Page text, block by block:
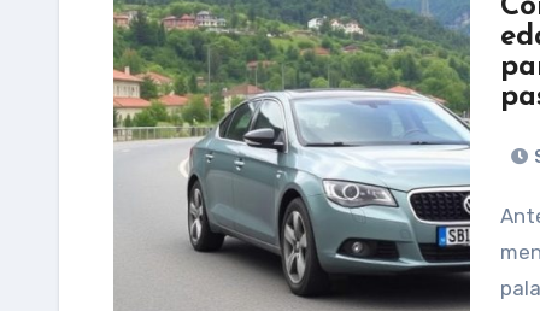
Antes de empezar quiero ser claro: en tu solicitud